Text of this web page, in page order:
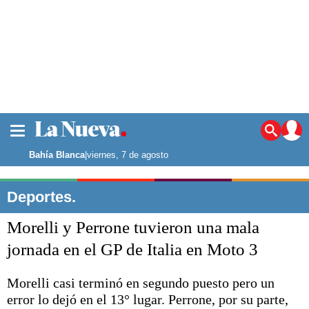
Noticias
La ciudad
Punta Alta
El mundo
Seguridad
Deportes
Escenario Olímpico
Liga del Sur
Bahía Blanca|viernes, 7 de agosto
Deportes.
Morelli y Perrone tuvieron una mala
jornada en el GP de Italia en Moto 3
Morelli casi terminó en segundo puesto pero un
error lo dejó en el 13° lugar. Perrone, por su parte,